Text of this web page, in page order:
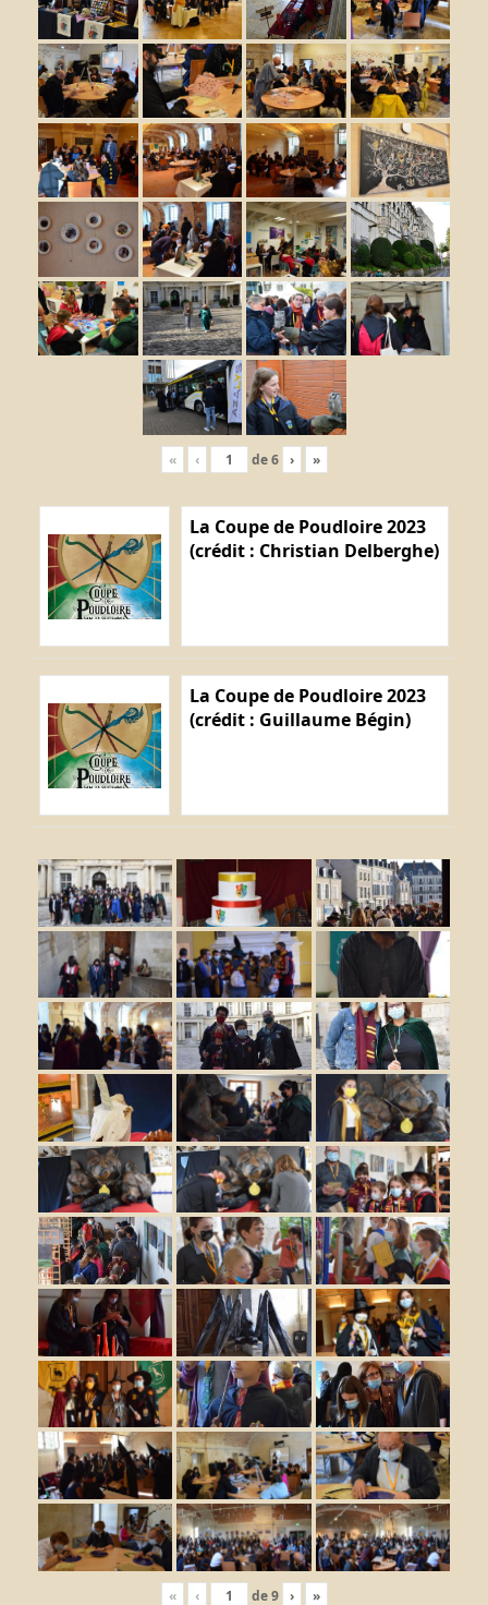
« ‹ de6 › »
La Coupe de Poudloire 2023
(crédit : Christian Delberghe)
La Coupe de Poudloire 2023
(crédit : Guillaume Bégin)
« ‹ de9 › »